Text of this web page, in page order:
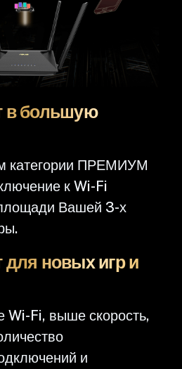
в большую
категории ПРЕМИУМ
к Wi-Fi
Вашей 3-х
для новых игр и
Wi-Fi, выше скорость,
и